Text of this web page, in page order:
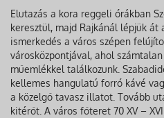
Elutazás a kora reggeli órákban
keresztül, majd Rajkánál lépjük át
ismerkedés a város szépen
városközpontjával, ahol
műemlékkel találkozunk.
kellemes hangulatú forró kávé
a közelgő tavasz illatot. Tovább
kitérőt. A város főteret 70 XV –